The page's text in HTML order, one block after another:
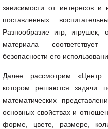
зависимости от интересов
поставленных
Разнообразие игр, игрушек,
материала
безопасности его
Далее рассмотрим «Центр
котором решаются задачи
математических
основных свойствах и
форме, цвете, размере,